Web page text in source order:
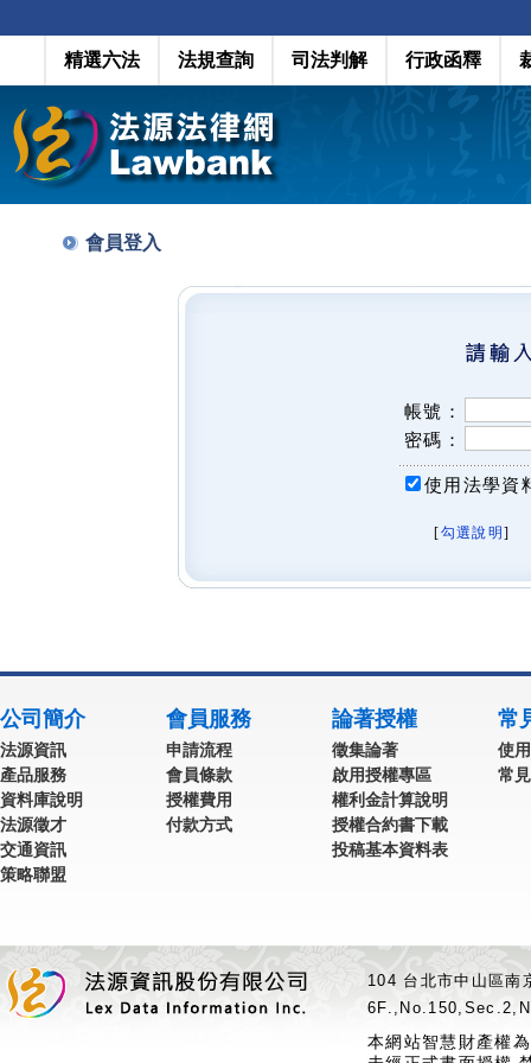
精選六法 法規查詢 司法判解 行政函釋
會員登入
帳號：
密碼：
使用法學資
[勾選說明 ]
公司簡介
法源資訊
產品服務
資料庫說明
法源徵才
交通資訊
策略聯盟
會員服務
申請流程
會員條款
授權費用
付款方式
論著授權
徵集論著
啟用授權專區
權利金計算說明
授權合約書下載
投稿基本資料表
常
使
常
104 台北市中山區
本網站智慧財產權